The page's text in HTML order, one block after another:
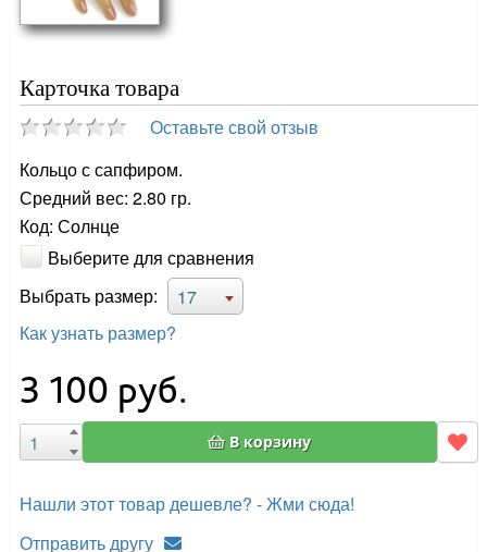
Карточка товара
Оставьте свой отзыв
Кольцо с сапфиром.
Средний вес: 2.80 гр.
Код: Солнце
Выберите для сравнения
Выбрать размер:
17
Как узнать размер?
3 100 руб.
В корзину
Нашли этот товар дешевле? - Жми сюда!
Отправить другу